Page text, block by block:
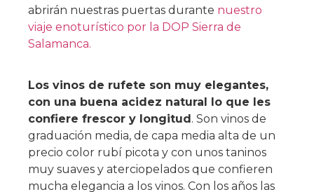
abrirán nuestras puertas durante nuestro
viaje enoturístico por la DOP Sierra de
Salamanca.
Los vinos de rufete son muy elegantes,
con una buena acidez natural lo que les
confiere frescor y longitud. Son vinos de
graduación media, de capa media alta de un
precio color rubí picota y con unos taninos
muy suaves y aterciopelados que confieren
mucha elegancia a los vinos. Con los años las